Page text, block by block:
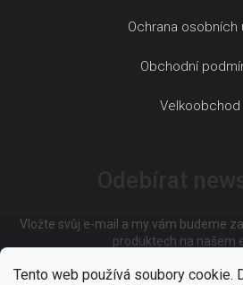
Tento web používá soubory cookie.
Ochrana osobních
Obchodní
Velkoobchod
Vložte svůj e-mail a my vám budeme
produktech na našem